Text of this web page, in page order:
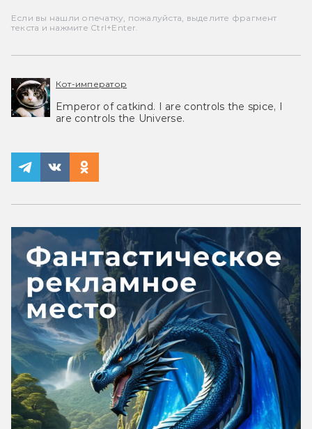
Если вы нашли опечатку, пожалуйста, выделите фрагмент
текста и нажмите Ctrl+Enter.
Кот-император
Emperor of catkind. I are controls the spice, I
are controls the Universe.